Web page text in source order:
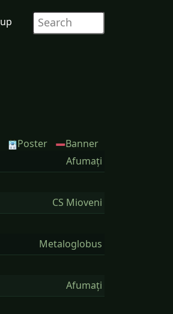
Poster
Banner
Afumați
CS Mioveni
Metaloglobus
Afumați